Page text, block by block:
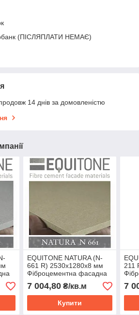
(ПІСЛЯПЛАТИ НЕМАЄ)
14 днів за домовленістю
EQUITONE NATURA (N-
661 R) 2530х1280х8 мм
Фіброцементна фасадна
панель ЕКВІТОН
7 004,80₴/кв.м
Купити
211
7